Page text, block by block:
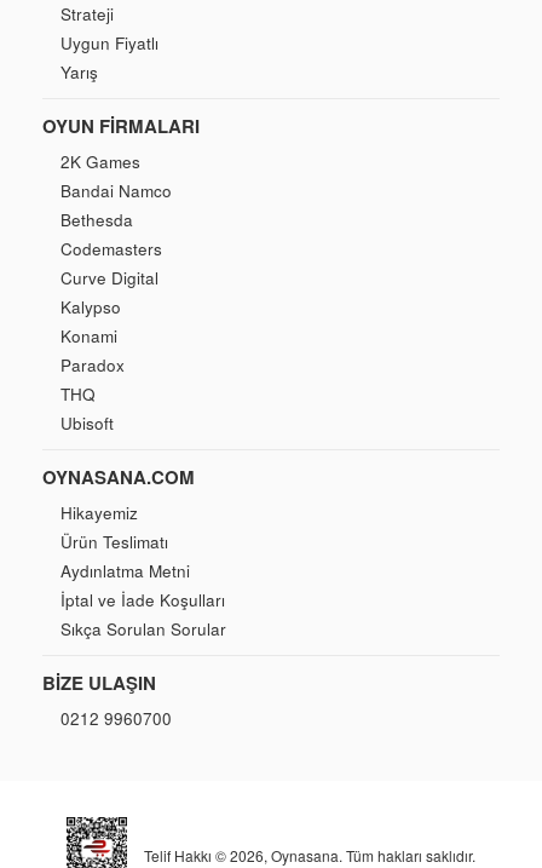
Strateji
Uygun Fiyatlı
Yarış
OYUN FIRMALARI
2K Games
Bandai Namco
Bethesda
Codemasters
Curve Digital
Kalypso
Konami
Paradox
THQ
Ubisoft
OYNASANA.COM
Hikayemiz
Ürün Teslimatı
Aydınlatma Metni
İptal ve İade Koşulları
Sıkça Sorulan Sorular
BIZE ULAŞIN
0212 9960700
Telif Hakkı © 2026, Oynasana. Tüm hakları saklıdır.